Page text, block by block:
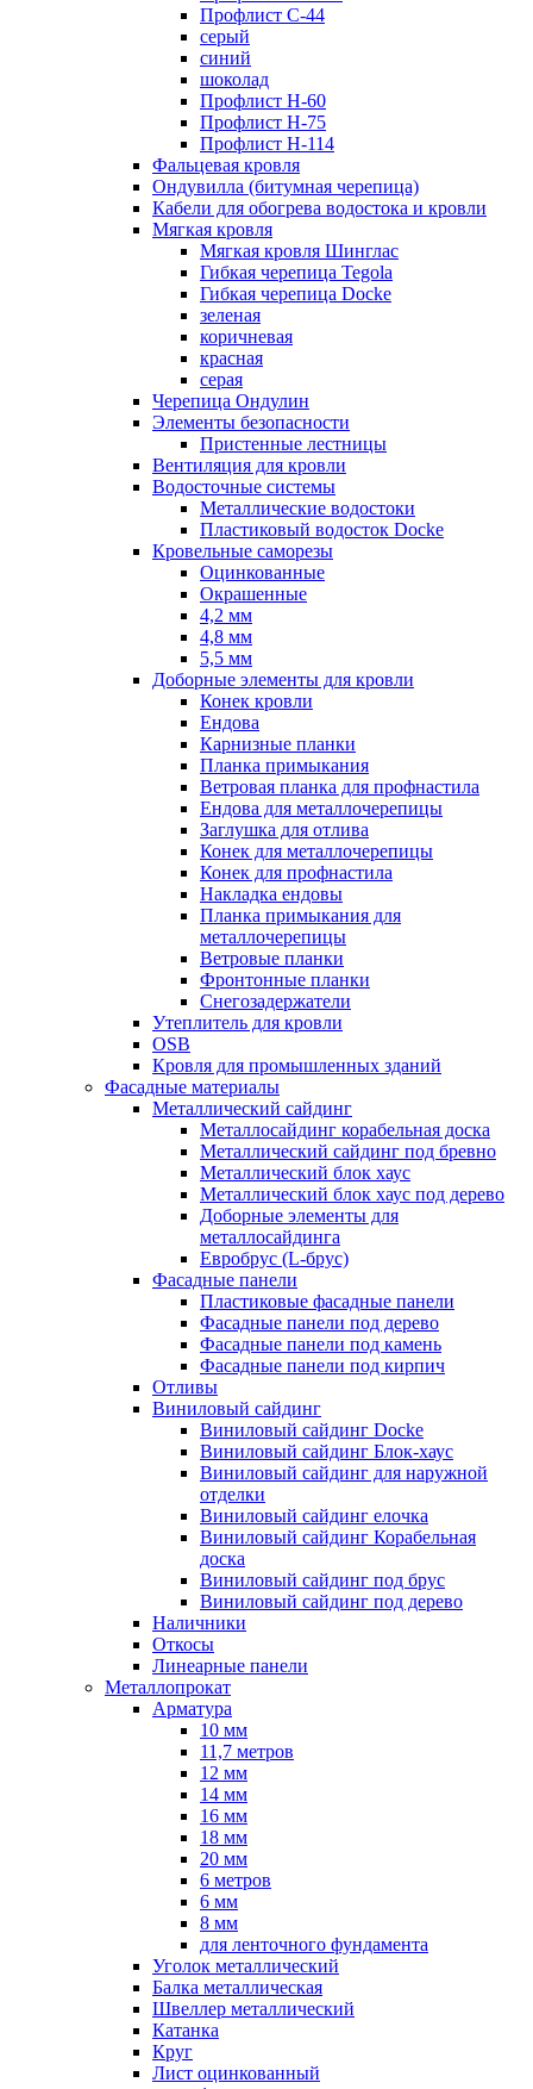
Профлист С-44
серый
синий
шоколад
Профлист Н-60
Профлист Н-75
Профлист H-114
Фальцевая кровля
Ондувилла (битумная черепица)
Кабели для обогрева водостока и кровли
Мягкая кровля
Мягкая кровля Шинглас
Гибкая черепица Tegola
Гибкая черепица Docke
зеленая
коричневая
красная
серая
Черепица Ондулин
Элементы безопасности
Пристенные лестницы
Вентиляция для кровли
Водосточные системы
Металлические водостоки
Пластиковый водосток Docke
Кровельные саморезы
Оцинкованные
Окрашенные
4,2 мм
4,8 мм
5,5 мм
Доборные элементы для кровли
Конек кровли
Ендова
Карнизные планки
Планка примыкания
Ветровая планка для профнастила
Ендова для металлочерепицы
Заглушка для отлива
Конек для металлочерепицы
Конек для профнастила
Накладка ендовы
Планка примыкания для
металлочерепицы
Ветровые планки
Фронтонные планки
Снегозадержатели
Утеплитель для кровли
OSB
Кровля для промышленных зданий
Фасадные материалы
Металлический сайдинг
Металлосайдинг корабельная доска
Металлический сайдинг под бревно
Металлический блок хаус
Металлический блок хаус под дерево
Доборные элементы для
металлосайдинга
Евробрус (L-брус)
Фасадные панели
Пластиковые фасадные панели
Фасадные панели под дерево
Фасадные панели под камень
Фасадные панели под кирпич
Отливы
Виниловый сайдинг
Виниловый сайдинг Docke
Виниловый сайдинг Блок-хаус
Виниловый сайдинг для наружной
отделки
Виниловый сайдинг елочка
Виниловый сайдинг Корабельная
доска
Виниловый сайдинг под брус
Виниловый сайдинг под дерево
Наличники
Откосы
Линеарные панели
Металлопрокат
Арматура
10 мм
11,7 метров
12 мм
14 мм
16 мм
18 мм
20 мм
6 метров
6 мм
8 мм
для ленточного фундамента
Уголок металлический
Балка металлическая
Швеллер металлический
Катанка
Круг
Лист оцинкованный